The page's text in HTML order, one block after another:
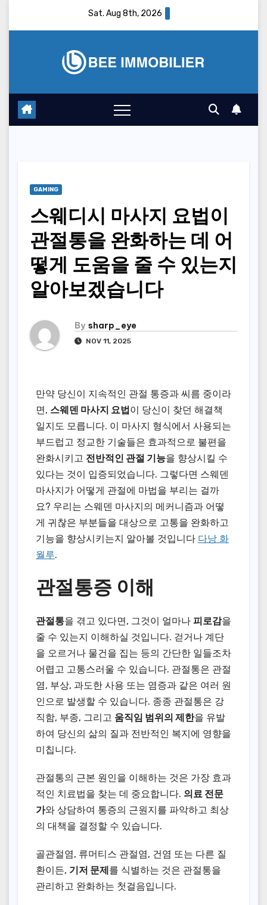
Sat. Aug 8th, 2026
GAMING
스웨디시 마사지 요법이
관절통을 완화하는 데 어
떻게 도움을 줄 수 있는지
알아보겠습니다
By sharp_eye
NOV 11, 2025
만약 당신이 지속적인 관절 통증과 씨름 중이라
면, 스웨덴 마사지 요법 이 당신이 찾던 해결책
일지도 모릅니다. 이 마사지 형식에서 사용되는
부드럽고 정교한 기술들은 효과적으로 불편을
완화시키고 전반적인 관절 기능을 향상시킬 수
있다는 것이 입증되었습니다. 그렇다면 스웨덴
마사지가 어떻게 관절에 마법을 부리는 걸까
요? 우리는 스웨덴 마사지의 메커니즘과 어떻
게 귀찮은 부분들을 대상으로 고통을 완화하고
기능을 향상시키는지 알아볼 것입니다 다낭 화
월루.
관절통증 이해
관절통을 겪고 있다면, 그것이 얼마나 피로감을
줄 수 있는지 이해하실 것입니다. 걷거나 계단
을 오르거나 물건을 집는 등의 간단한 일들조차
어렵고 고통스러울 수 있습니다. 관절통은 관절
염, 부상, 과도한 사용 또는 염증과 같은 여러 원
인으로 발생할 수 있습니다. 종종 관절통은 강
직함, 부종, 그리고 움직임 범위의 제한을 유발
하여 당신의 삶의 질과 전반적인 복지에 영향을
미칩니다.
관절통의 근본 원인을 이해하는 것은 가장 효과
적인 치료법을 찾는 데 중요합니다. 의료 전문
가와 상담하여 통증의 근원지를 파악하고 최상
의 대책을 결정할 수 있습니다.
골관절염, 류머티스 관절염, 건염 또는 다른 질
환이든, 기저 문제를 식별하는 것은 관절통을
관리하고 완화하는 첫걸음입니다.